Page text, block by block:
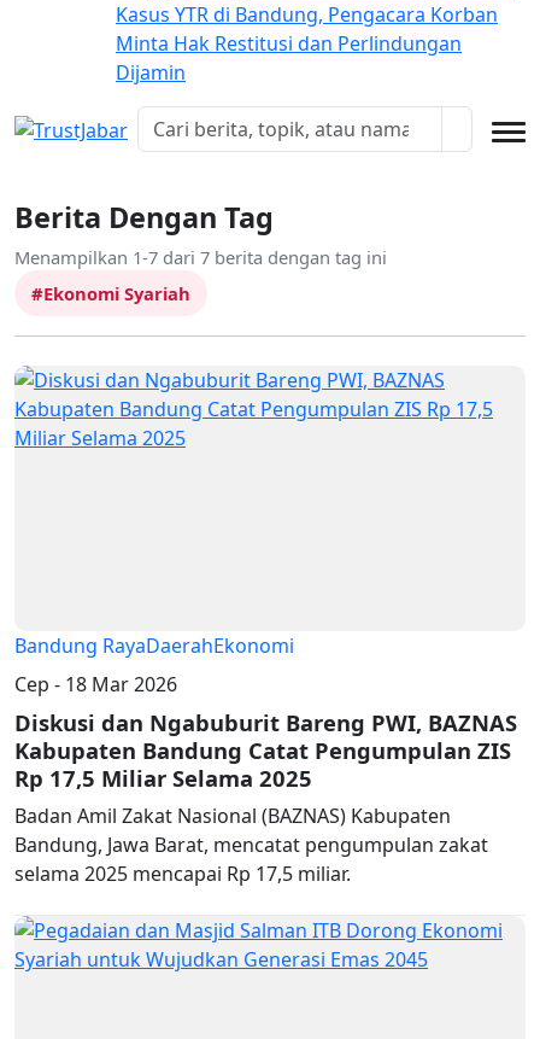
Kasus YTR di Bandung, Pengacara Korban
Minta Hak Restitusi dan Perlindungan
Dijamin
Berita Dengan Tag
Menampilkan 1-7 dari 7 berita dengan tag ini
#Ekonomi Syariah
Bandung RayaDaerahEkonomi
Cep - 18 Mar 2026
Diskusi dan Ngabuburit Bareng PWI, BAZNAS
Kabupaten Bandung Catat Pengumpulan ZIS
Rp 17,5 Miliar Selama 2025
Badan Amil Zakat Nasional (BAZNAS) Kabupaten
Bandung, Jawa Barat, mencatat pengumpulan zakat
selama 2025 mencapai Rp 17,5 miliar.